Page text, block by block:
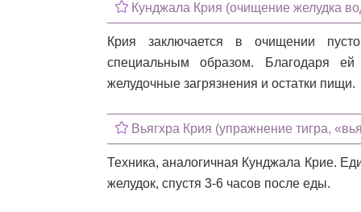
Кунджала Крия (очищение желудка
Крия заключается в очищении
специальным образом. Благодаря
желудочные загрязнения и остатки пищи.
Вьягхра Крия (упражнение тигра,
Техника, аналогичная Кунджала Крие.
желудок, спустя 3-6 часов после еды.